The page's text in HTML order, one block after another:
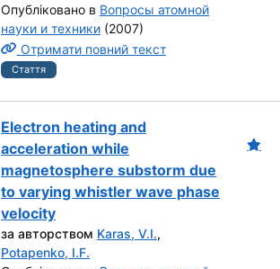
Опубліковано в Вопросы атомной
науки и техники (2007)
Отримати повний текст
Стаття
Electron heating and
acceleration while
magnetosphere substorm due
to varying whistler wave phase
velocity
за авторством Karas, V.I.,
Potapenko, I.F.